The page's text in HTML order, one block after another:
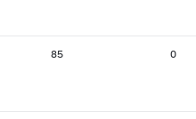
85 0